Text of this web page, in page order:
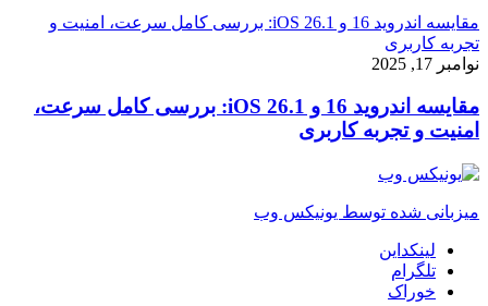
مقایسه اندروید 16 و iOS 26.1: بررسی کامل سرعت، امنیت و
تجربه کاربری
نوامبر 17, 2025
مقایسه اندروید 16 و iOS 26.1: بررسی کامل سرعت،
امنیت و تجربه کاربری
میزبانی شده توسط یونیکس وب
لینکداین
تلگرام
خوراک